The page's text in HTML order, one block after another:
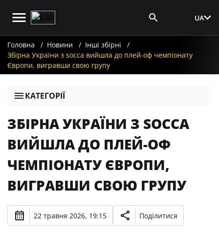
UA
Головна Новини
Інші збірні
Збірна України з socca вийшла до плей-оф чемпіонату
Європи, вигравши свою групу
КАТЕГОРІЇ
ЗБІРНА УКРАЇНИ З SOCCA
ВИЙШЛА ДО ПЛЕЙ-ОФ
ЧЕМПІОНАТУ ЄВРОПИ,
ВИГРАВШИ СВОЮ ГРУПУ
22 травня 2026, 19:15 Поділитися